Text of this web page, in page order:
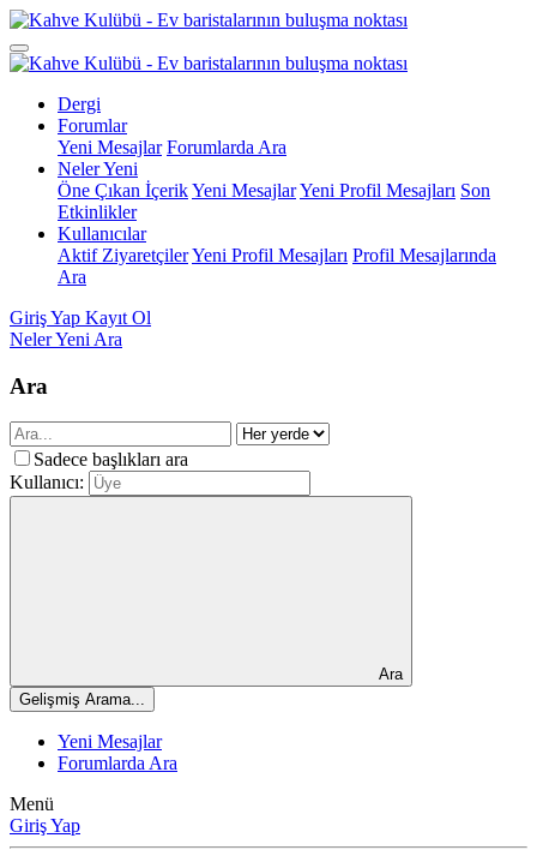
Dergi
Forumlar
Yeni Mesajlar Forumlarda Ara
Neler Yeni
Öne Çıkan İçerikYeni MesajlarYeni Profil Mesajları Son
Etkinlikler
Kullanıcılar
Aktif ZiyaretçilerYeni Profil Mesajları Profil Mesajlarında
Ara
Giriş Yap Kayıt Ol
Neler Yeni Ara
Ara
Sadece başlıkları ara
Kullanıcı:
Ara
Gelişmiş Arama...
Yeni Mesajlar
Forumlarda Ara
Menü
Giriş Yap